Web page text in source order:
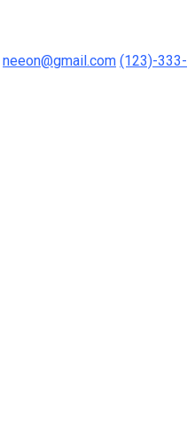
neeon@gmail.com (123)-333-